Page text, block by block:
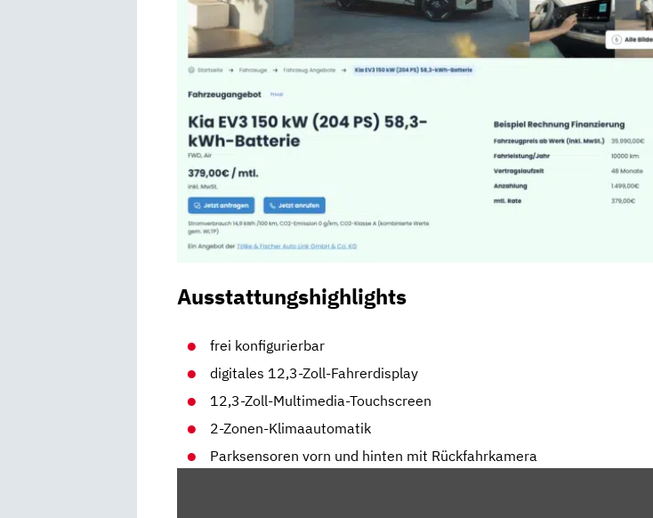
Ausstattungshighlights
frei konfigurierbar
digitales 12,3-Zoll-Fahrerdisplay
12,3-Zoll-Multimedia-Touchscreen
2-Zonen-Klimaautomatik
Parksensoren vorn und hinten mit Rückfahrkamera